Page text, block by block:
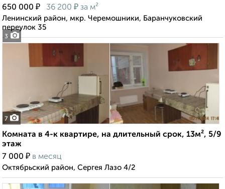
3
650 000 ₽ 36 200 ₽ за м²
Ленинский район, мкр. Черемошники, Баранчуковский
переулок 35
7
Комната в 4-к квартире, на длительный срок, 13м², 5/9
этаж
7 000 ₽ в месяц
Октябрьский район, Сергея Лазо 4/2